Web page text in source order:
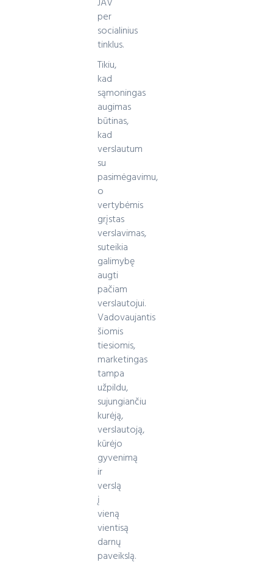
per
socialinius
tinklus.
Tikiu,
kad
sąmoningas
augimas
būtinas,
kad
verslautum
su
pasimėgavimu,
o
vertybėmis
grįstas
verslavimas,
suteikia
galimybę
augti
pačiam
verslautojui.
Vadovaujantis
šiomis
tiesiomis,
marketingas
tampa
užpildu,
sujungiančiu
kurėją,
verslautoją,
kūrėjo
gyvenimą
ir
verslą
į
vieną
vientisą
darnų
paveikslą.